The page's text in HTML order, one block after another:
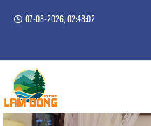
07-08-2026, 02:48:02